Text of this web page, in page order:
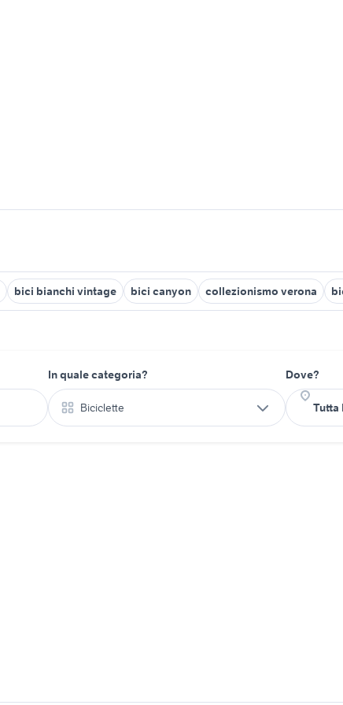
bici bianchi vintage bici canyon collezionismo verona
In quale categoria?
Biciclette
Dove?